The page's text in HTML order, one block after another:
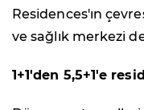
Residences'ın
ve sağlık merkezi
1+1'den 5,5+1'e